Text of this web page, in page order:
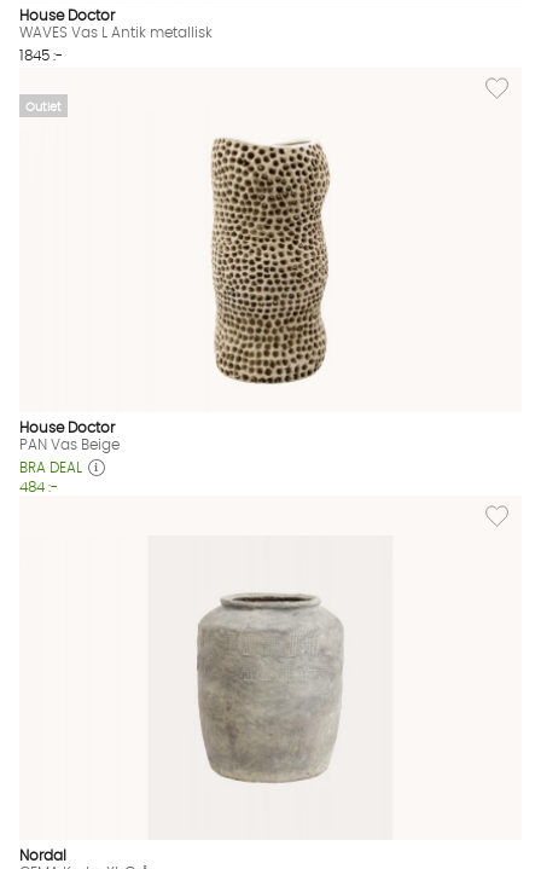
House Doctor
WAVES Vas L Antik metallisk
1845 :-
Outlet
Lägg
House Doctor
PAN Vas Beige
BRA DEAL
484 :-
Lägg
Nordal